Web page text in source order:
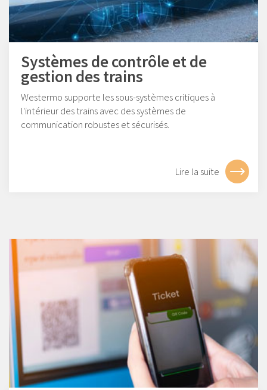
Systèmes de contrôle et de
gestion des trains
Westermo supporte les sous-systèmes critiques à
l'intérieur des trains avec des systèmes de
communication robustes et sécurisés.
Lire la suite